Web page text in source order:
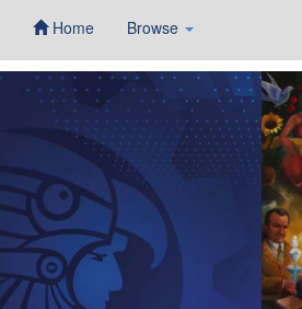
Home Browse